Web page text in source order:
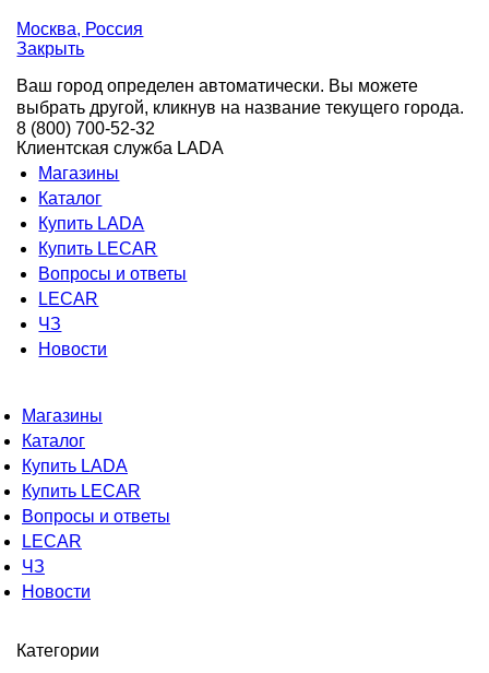
Москва, Россия
Закрыть
Ваш город определен автоматически. Вы можете
выбрать другой, кликнув на название текущего города.
8 (800) 700-52-32
Клиентская служба LADA
Магазины
Каталог
Купить LADA
Купить LECAR
Вопросы и ответы
LECAR
ЧЗ
Новости
Магазины
Каталог
Купить LADA
Купить LECAR
Вопросы и ответы
LECAR
ЧЗ
Новости
Категории